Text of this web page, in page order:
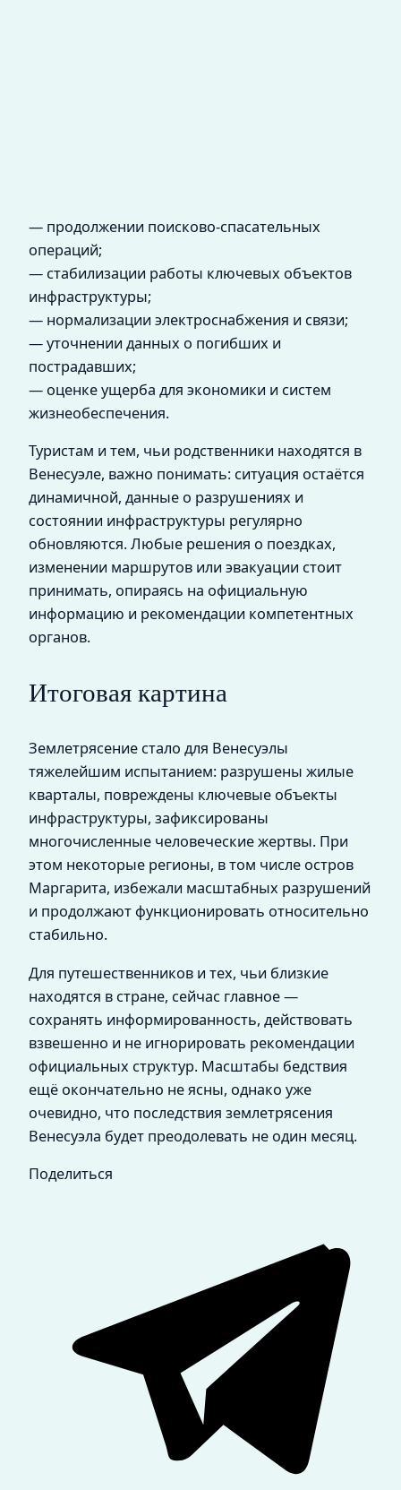
— продолжении поисково-спасательных
операций;
— стабилизации работы ключевых объектов
инфраструктуры;
— нормализации электроснабжения и связи;
— уточнении данных о погибших и
пострадавших;
— оценке ущерба для экономики и систем
жизнеобеспечения.
Туристам и тем, чьи родственники находятся в
Венесуэле, важно понимать: ситуация остаётся
динамичной, данные о разрушениях и
состоянии инфраструктуры регулярно
обновляются. Любые решения о поездках,
изменении маршрутов или эвакуации стоит
принимать, опираясь на официальную
информацию и рекомендации компетентных
органов.
Итоговая картина
Землетрясение стало для Венесуэлы
тяжелейшим испытанием: разрушены жилые
кварталы, повреждены ключевые объекты
инфраструктуры, зафиксированы
многочисленные человеческие жертвы. При
этом некоторые регионы, в том числе остров
Маргарита, избежали масштабных разрушений
и продолжают функционировать относительно
стабильно.
Для путешественников и тех, чьи близкие
находятся в стране, сейчас главное —
сохранять информированность, действовать
взвешенно и не игнорировать рекомендации
официальных структур. Масштабы бедствия
ещё окончательно не ясны, однако уже
очевидно, что последствия землетрясения
Венесуэла будет преодолевать не один месяц.
Поделиться